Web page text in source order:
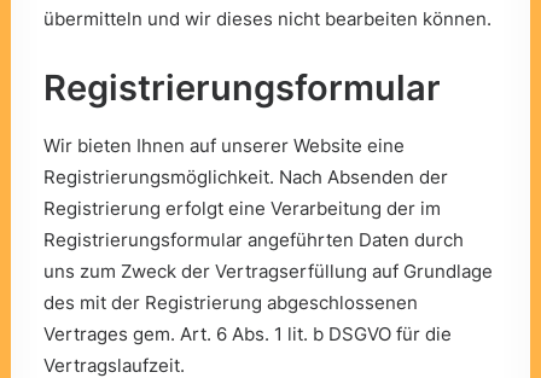
übermitteln und wir dieses nicht bearbeiten können.
Registrierungsformular
Wir bieten Ihnen auf unserer Website eine
Registrierungsmöglichkeit. Nach Absenden der
Registrierung erfolgt eine Verarbeitung der im
Registrierungsformular angeführten Daten durch
uns zum Zweck der Vertragserfüllung auf Grundlage
des mit der Registrierung abgeschlossenen
Vertrages gem. Art. 6 Abs. 1 lit. b DSGVO für die
Vertragslaufzeit.